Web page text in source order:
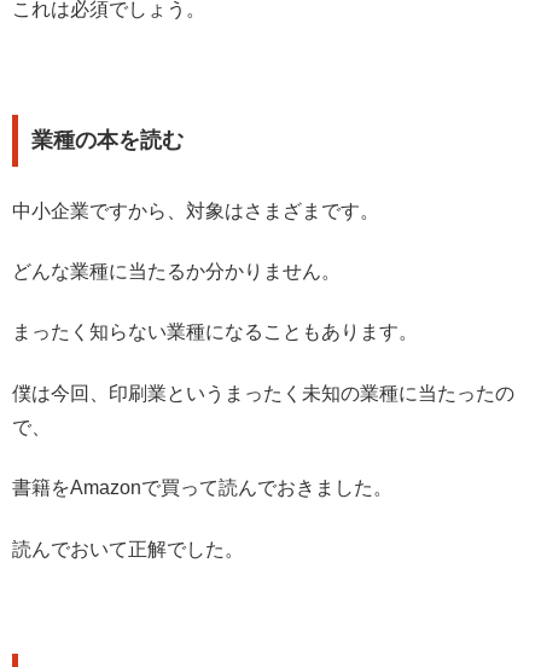
これは必須でしょう。
業種の本を読む
中小企業ですから、対象はさまざまです。
どんな業種に当たるか分かりません。
まったく知らない業種になることもあります。
僕は今回、印刷業というまったく未知の業種に当たったの
で、
書籍をAmazonで買って読んでおきました。
読んでおいて正解でした。